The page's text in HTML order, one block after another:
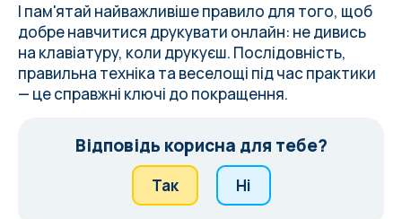
І пам'ятай найважливіше правило для того, щоб
добре навчитися друкувати онлайн: не дивись
на клавіатуру, коли друкуєш. Послідовність,
правильна техніка та веселощі під час практики
— це справжні ключі до покращення.
Відповідь корисна для тебе?
Так Ні